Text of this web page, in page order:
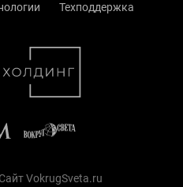
Техподдержка
VokrugSveta.ru